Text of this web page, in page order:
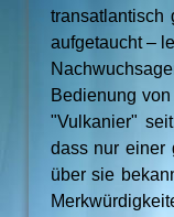
transatlantisch
aufgetaucht –
Bedienung
"Vulkanier"
dass nur einer
über sie